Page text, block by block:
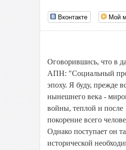
Вконтакте Мой
Оговорившись, что в
АПН: "Социальный
эпоху. Я буду, прежде
нынешнего века -
войны, теплой и после
покорение всего
Однако поступает он
исторической